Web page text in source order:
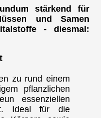
stärkend für
und Samen
- diesmal:
zu rund einem
pflanzlichen
essenziellen
Ideal für die